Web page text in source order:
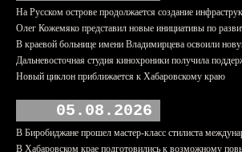
На Русском острове продолжается создание
Олег Кожемяко представил новые инициативы по
В краевой больнице имени Владимирцева освоили
Дальневосточная студия кинохроники получила
Новый циклон приближается к Хабаровскому краю
05.08.2026
В Биробиджане прошел мастер-класс стилиста
В Хабаровском крае подготовились к возможному